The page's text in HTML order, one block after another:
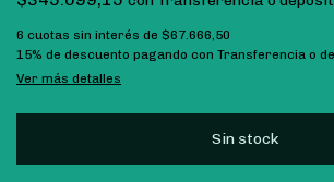
6 cuotas sin interés de $67.666,50
15% de descuento pagando con Transferencia o
Ver más detalles